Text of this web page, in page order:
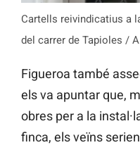
Cartells reivindicatius a
del carrer de Tapioles /
Figueroa també
els va apuntar que,
obres per a la
finca, els veïns serien